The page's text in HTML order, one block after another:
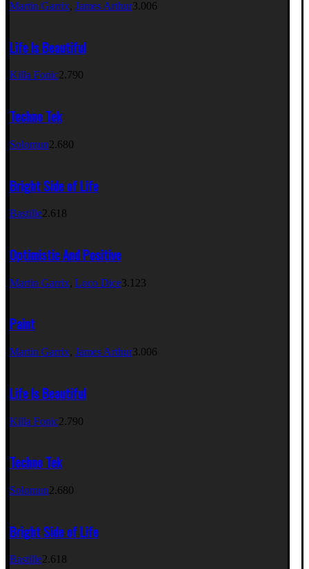
Martin Garrix, James Arthur3.006
Life Is Beautiful
Killa Fonic2.790
Techno Tek
Solomun2.680
Bright Side of Life
Bastille2.618
Optimistic And Positive
Martin Garrix, Loco Dice3.123
Paint
Martin Garrix, James Arthur3.006
Life Is Beautiful
Killa Fonic2.790
Techno Tek
Solomun2.680
Bright Side of Life
Bastille2.618